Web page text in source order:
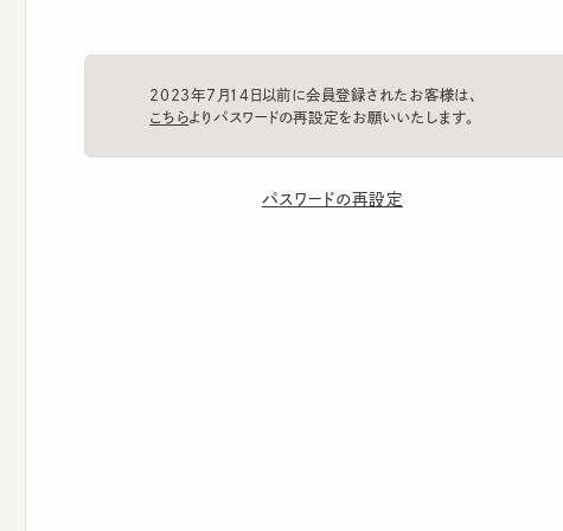
2023年7月14日以前に会員登録されたお客様は、
パスワードの再設定